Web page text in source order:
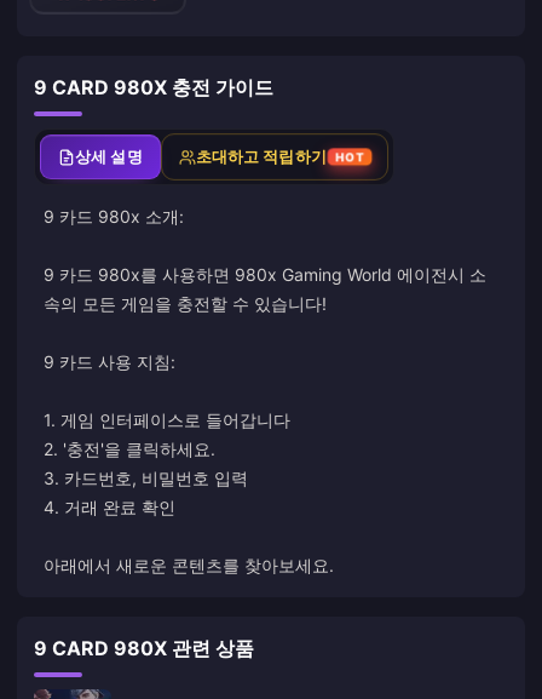
9 CARD 980X 충전 가이드
상세 설명 초대하고 적립하기 HOT
9 카드 980x 소개:
9 카드 980x를 사용하면 980x Gaming World 에이전시 소
속의 모든 게임을 충전할 수 있습니다!
9 카드 사용 지침:
1. 게임 인터페이스로 들어갑니다
2. '충전'을 클릭하세요.
3. 카드번호, 비밀번호 입력
4. 거래 완료 확인
아래에서 새로운 콘텐츠를 찾아보세요.
9 CARD 980X 관련 상품